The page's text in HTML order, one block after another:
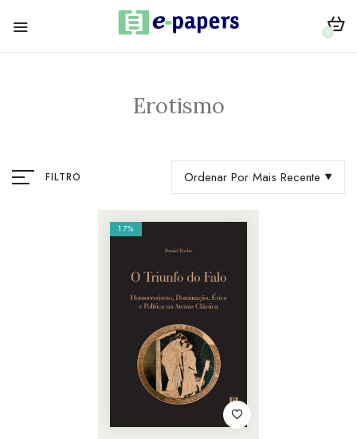
0
Erotismo
FILTRO Ordenar Por Mais Recente
17%